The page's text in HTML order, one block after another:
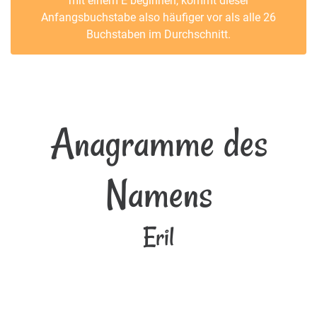
Anfangsbuchstabe also häufiger vor als alle 26
Buchstaben im Durchschnitt.
Anagramme des
Namens
Eril